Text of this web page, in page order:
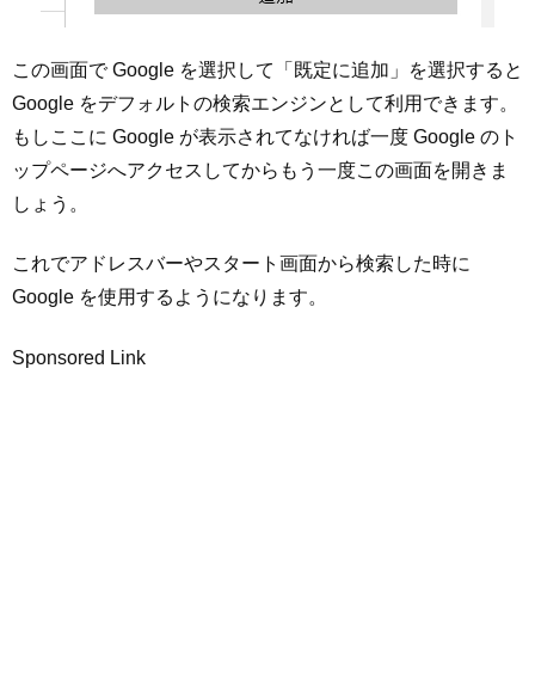
この画面で Google を選択して「既定に追加」を選択すると
Google をデフォルトの検索エンジンとして利用できます。
もしここに Google が表示されてなければ一度 Google のト
ップページへアクセスしてからもう一度この画面を開きま
しょう。
これでアドレスバーやスタート画面から検索した時に
Google を使用するようになります。
Sponsored Link